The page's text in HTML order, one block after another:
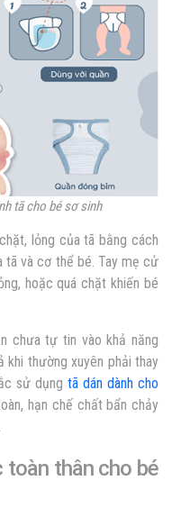
tã cho bé sơ sinh
lỏng của tã bằng cách
và cơ thể bé. Tay mẹ cử
hoặc quá chặt khiến bé
chưa tự tin vào khả năng
khi thường xuyên phải thay
sử dụng tã dán dành cho
hạn chế chất bẩn chảy
toàn thân cho bé